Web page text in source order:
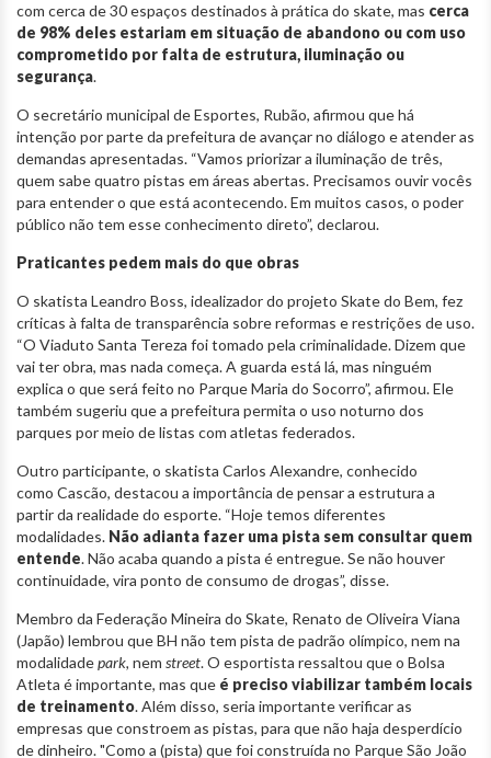
com cerca de 30 espaços destinados à prática do skate, mas cerca
de 98% deles estariam em situação de abandono ou com uso
comprometido por falta de estrutura, iluminação ou
segurança.
O secretário municipal de Esportes, Rubão, afirmou que há
intenção por parte da prefeitura de avançar no diálogo e atender as
demandas apresentadas. “Vamos priorizar a iluminação de três,
quem sabe quatro pistas em áreas abertas. Precisamos ouvir vocês
para entender o que está acontecendo. Em muitos casos, o poder
público não tem esse conhecimento direto”, declarou.
Praticantes pedem mais do que obras
O skatista Leandro Boss, idealizador do projeto Skate do Bem, fez
críticas à falta de transparência sobre reformas e restrições de uso.
“O Viaduto Santa Tereza foi tomado pela criminalidade. Dizem que
vai ter obra, mas nada começa. A guarda está lá, mas ninguém
explica o que será feito no Parque Maria do Socorro”, afirmou. Ele
também sugeriu que a prefeitura permita o uso noturno dos
parques por meio de listas com atletas federados.
Outro participante, o skatista Carlos Alexandre, conhecido
como Cascão, destacou a importância de pensar a estrutura a
partir da realidade do esporte. “Hoje temos diferentes
modalidades. Não adianta fazer uma pista sem consultar quem
entende. Não acaba quando a pista é entregue. Se não houver
continuidade, vira ponto de consumo de drogas”, disse.
Membro da Federação Mineira do Skate, Renato de Oliveira Viana
(Japão) lembrou que BH não tem pista de padrão olímpico, nem na
modalidadepark, nem street. O esportista ressaltou que o Bolsa
Atleta é importante, mas que é preciso viabilizar também locais
de treinamento. Além disso, seria importante verificar as
empresas que constroem as pistas, para que não haja desperdício
de dinheiro. "Como a (pista) que foi construída no Parque São João